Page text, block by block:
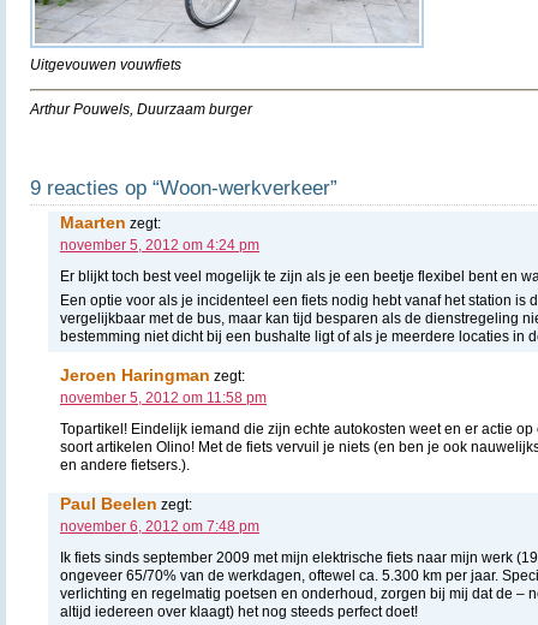
Uitgevouwen vouwfiets
Arthur Pouwels, Duurzaam burger
9 reacties op “Woon-werkverkeer”
Maarten zegt:
november 5, 2012 om 4:24 pm
Er blijkt toch best veel mogelijk te zijn als je een beetje flexibel bent en
Een optie voor als je incidenteel een fiets nodig hebt vanaf het station is
vergelijkbaar met de bus, maar kan tijd besparen als de dienstregeling
bestemming niet dicht bij een bushalte ligt of als je meerdere locaties in
Jeroen Haringman zegt:
november 5, 2012 om 11:58 pm
Topartikel! Eindelijk iemand die zijn echte autokosten weet en er actie
soort artikelen Olino! Met de fiets vervuil je niets (en ben je ook
en andere fietsers.).
Paul Beelen zegt:
november 6, 2012 om 7:48 pm
Ik fiets sinds september 2009 met mijn elektrische fiets naar mijn werk
ongeveer 65/70% van de werkdagen, oftewel ca. 5.300 km per jaar.
verlichting en regelmatig poetsen en onderhoud, zorgen bij mij dat de –
altijd iedereen over klaagt) het nog steeds perfect doet!